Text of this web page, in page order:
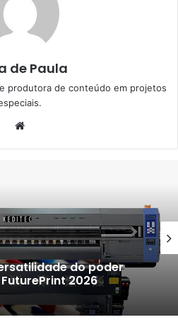
de Paula
produtora de conteúdo em projetos
do poder
2026